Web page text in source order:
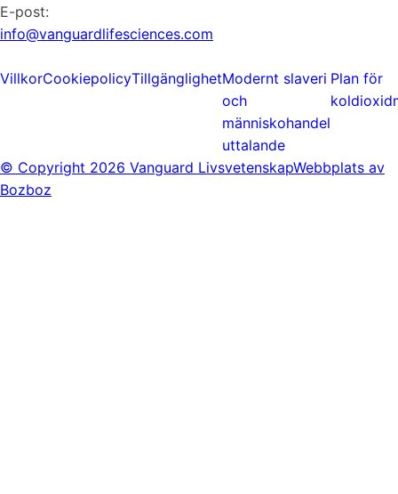
E-post:
info@vanguardlifesciences.com
VillkorCookiepolicyTillgänglighetModernt slaveri
och
människohandel
uttalande
Plan för
© Copyright 2026 Vanguard LivsvetenskapWebbplats av
Bozboz